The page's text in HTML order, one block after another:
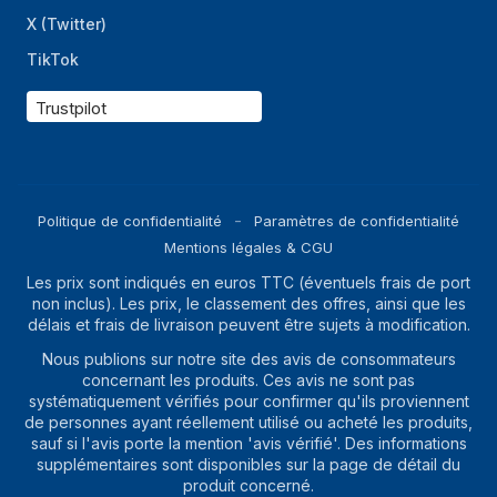
(max)
Fonction Rinçage
Vitesse d'essorage Oui
minimale
Fonction d'ajout de
vêtement (pause)
Non
Fonction anti-plis Non
Contrôlé par Wi-Fi Non
X (Twitter)
TikTok
Trustpilot
Politique de confidentialité
Paramètres de confidentialité
Mentions légales & CGU
Les prix sont indiqués en euros TTC (éventuels frais de port
non inclus). Les prix, le classement des offres, ainsi que les
délais et frais de livraison peuvent être sujets à modification.
Nous publions sur notre site des avis de consommateurs
concernant les produits. Ces avis ne sont pas
systématiquement vérifiés pour confirmer qu'ils proviennent
de personnes ayant réellement utilisé ou acheté les produits,
sauf si l'avis porte la mention 'avis vérifié'. Des informations
supplémentaires sont disponibles sur la page de détail du
produit concerné.